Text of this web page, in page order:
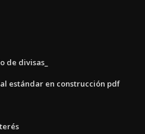
de divisas_
estándar en construcción pdf